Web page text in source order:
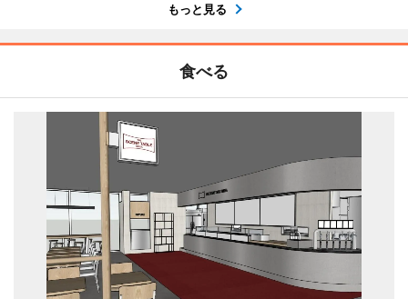
もっと見る
食べる